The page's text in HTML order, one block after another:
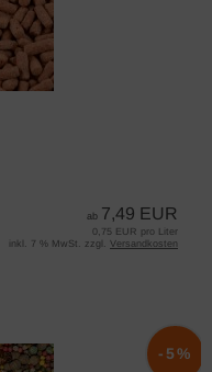
ab 7,49 EUR
0,75 EUR pro Liter
inkl. 7 % MwSt. zzgl. Versandkosten
-5%